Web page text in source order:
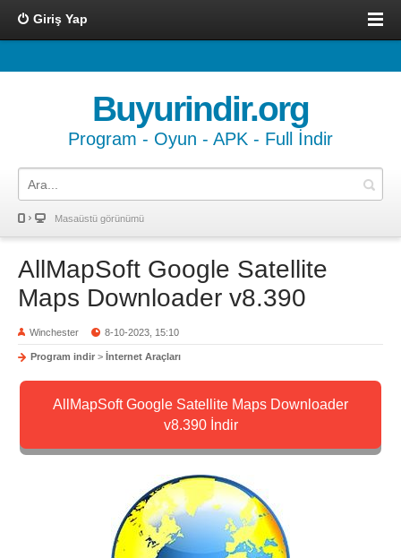
Giriş Yap
Buyurindir.org
Program - Oyun - APK - Full İndir
Masaüstü görünümü
AllMapSoft Google Satellite
Maps Downloader v8.390
Winchester 8-10-2023, 15:10
Program indir > İnternet Araçları
AllMapSoft Google Satellite Maps Downloader
v8.390 İndir